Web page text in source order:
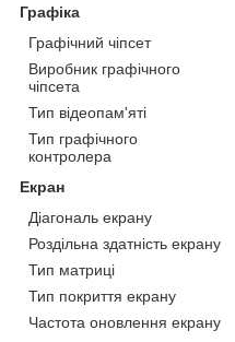
Графіка
Графічний чіпсет
Виробник графічного
чіпсета
Тип відеопам'яті
Тип графічного
контролера
Екран
Діагональ екрану
Роздільна здатність екрану
Тип матриці
Тип покриття екрану
Частота оновлення екрану